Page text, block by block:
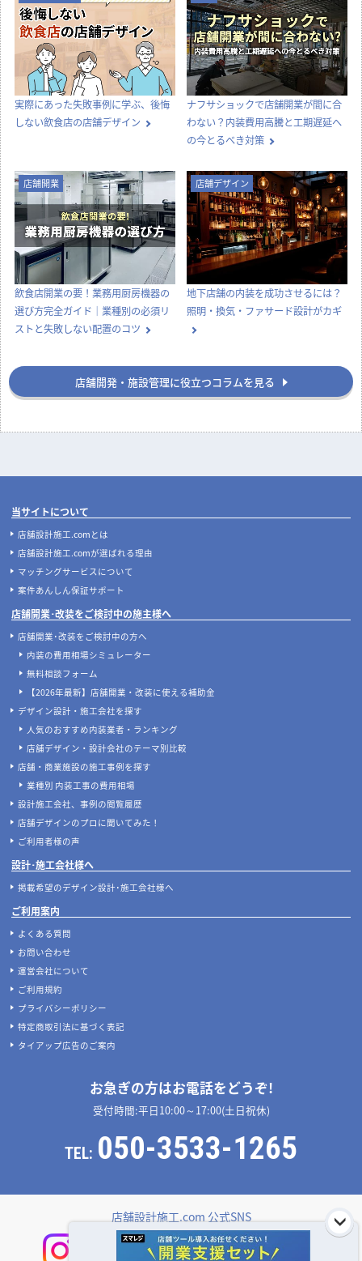
店舗開業
【どっちが正解？】居抜き物件とス
店舗開業
飲食店の内装工事期間はどのくら
い？居抜き・スケルトンの目安と工
店舗デザイン
実際にあった失敗事例に学ぶ、後悔
しない飲食店の店舗デザイン
知識
ナフサショックで店舗開業が間に合
わない？内装費用高騰と工期遅延へ
選び方完全ガイド｜業種別の必須リ
ストと失敗しない配置のコツ
店舗デザイン
照明・換気・ファサード設計がカギ
店舗開発・施設管理に役立つコラムを見る
当サイトについて
店舗開業･改装をご検討中の施主様へ
店舗開業･改装をご検討中の方へ
内装の費用相場シミュレーター
デザイン設計・施工会社を探す
人気のおすすめ内装業者・ランキング
店舗デザイン・設計会社のテーマ別比較
店舗・商業施設の施工事例を探す
業種別 内装工事の費用相場
設計施工会社、事例の閲覧履歴
店舗デザインのプロに聞いてみた！
ご利用者様の声
掲載希望のデザイン設計･施工会社様へ
ご利用規約
特定商取引法に基づく表記
タイアップ広告のご案内